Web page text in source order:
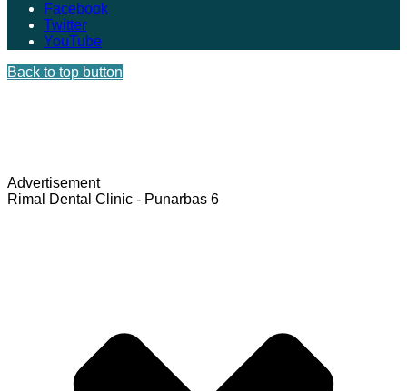
Facebook
Twitter
YouTube
Back to top button
Advertisement
Rimal Dental Clinic - Punarbas 6